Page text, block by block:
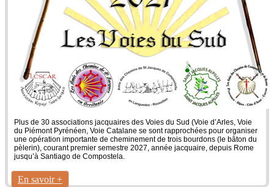
Plus de 30 associations jacquaires des Voies du Sud (Voie d’Arles, Voie
du Piémont Pyrénéen, Voie Catalane se sont rapprochées pour organiser
une opération importante de cheminement de trois bourdons (le bâton du
pèlerin), courant premier semestre 2027, année jacquaire, depuis Rome
jusqu’à Santiago de Compostela.
En savoir +